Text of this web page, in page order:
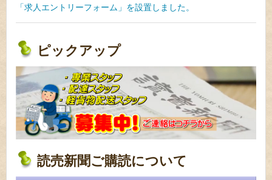
「求人エントリーフォーム」を設置しました。
ピックアップ
読売新聞ご購読について